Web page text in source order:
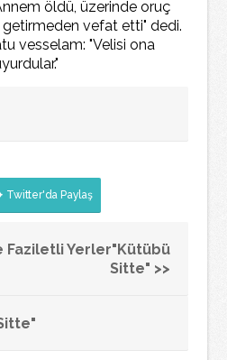
öldü, üzerinde oruç
getirmeden vefat etti" dedi.
vesselam: "Velisi ona
Twitter'da Paylaş
Faziletli Yerler"Kütübü
Sitte" >>